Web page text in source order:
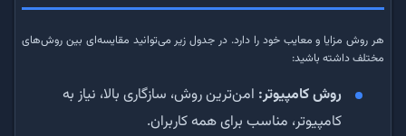
هر روش مزایا و معایب خود را دارد. در جدول زیر می‌توانید مقایسه‌ای بین روش‌های
مختلف داشته باشید:
روش کامپیوتر: امن‌ترین روش، سازگاری بالا، نیاز به
کامپیوتر، مناسب برای همه کاربران.